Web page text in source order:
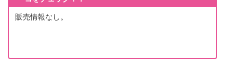
販売情報なし。